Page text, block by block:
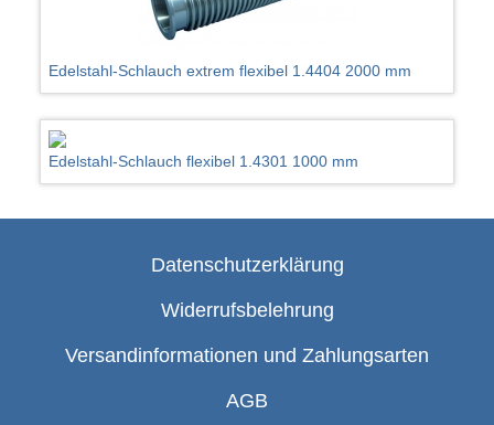
Edelstahl-Schlauch extrem flexibel 1.4404 2000 mm
Edelstahl-Schlauch flexibel 1.4301 1000 mm
Datenschutzerklärung
Widerrufsbelehrung
Versandinformationen und Zahlungsarten
AGB